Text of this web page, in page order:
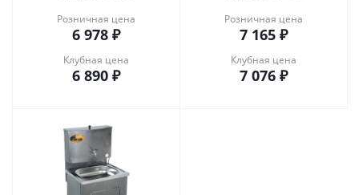
Розничная цена
6 978 ₽
Клубная цена
6 890 ₽
Розничная цена
7 165 ₽
Клубная цена
7 076 ₽